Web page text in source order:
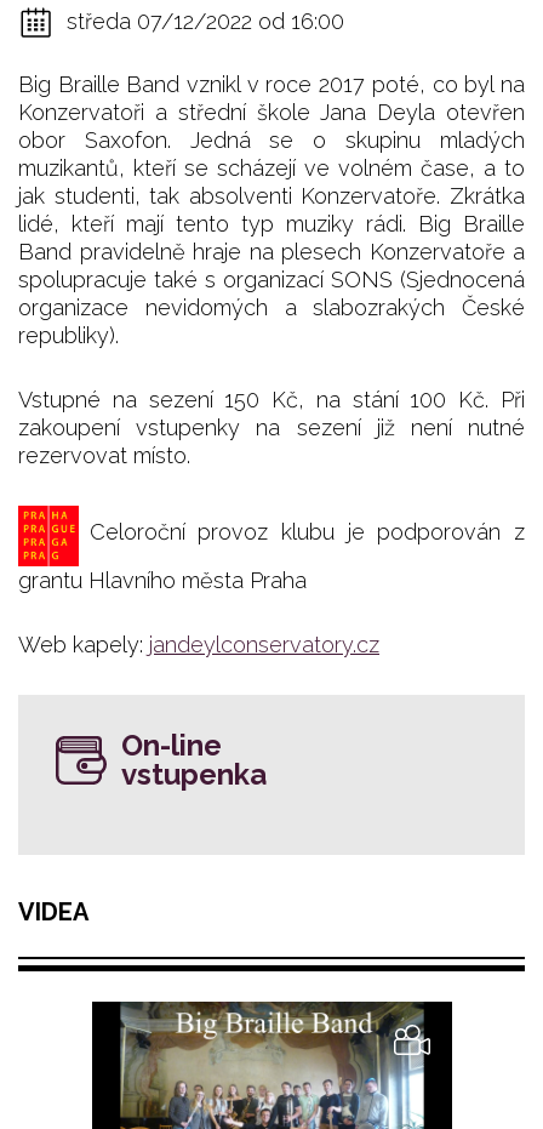
středa 07/12/2022 od 16:00
Big Braille Band vznikl v roce 2017 poté, co byl na
Konzervatoři a střední škole Jana Deyla otevřen
obor Saxofon. Jedná se o skupinu mladých
muzikantů, kteří se scházejí ve volném čase, a to
jak studenti, tak absolventi Konzervatoře. Zkrátka
lidé, kteří mají tento typ muziky rádi. Big Braille
Band pravidelně hraje na plesech Konzervatoře a
spolupracuje také s organizací SONS (Sjednocená
organizace nevidomých a slabozrakých České
republiky).
Vstupné na sezení 150 Kč, na stání 100 Kč. Při
zakoupení vstupenky na sezení již není nutné
rezervovat místo.
Celoroční provoz klubu je podporován z
grantu Hlavního města Praha
Web kapely: jandeylconservatory.cz
On-line
vstupenka
VIDEA